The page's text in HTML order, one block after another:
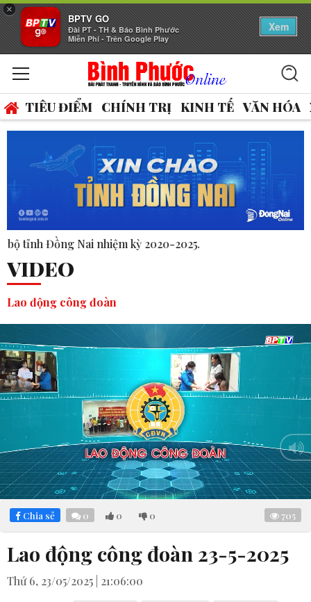
×
BPTV GO
Đài PT - TH & Báo Bình Phước
Miễn Phí - Trên Google Play
Xem
TIÊU ĐIỂM CHÍNH TRỊ KINH TẾ VĂN HÓA
2020-2025.
VIDEO
Lao động công đoàn
Mute Loaded:
3.87%
Chia sẻ 0 0 0 705
Lao động công đoàn 23-5-2025
Thứ 6, 23/05/2025 | 21:06:00